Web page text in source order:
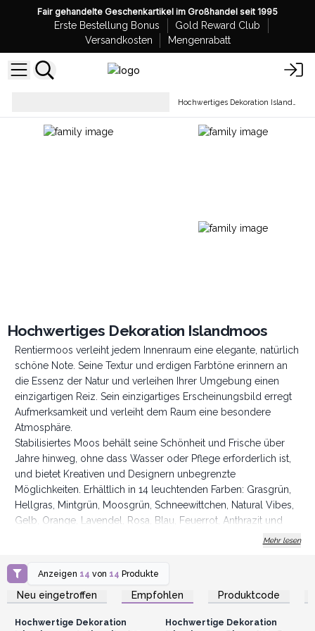
Fair gehandelte Geschenkartikel im Großhandel seit 1995
Erste Bestellung Bonus
Gold Reward Club
Versandkosten
Mengenrabatt
Hochwertiges Dekoration Islandmoos
Rentiermoos verleiht jedem Innenraum eine elegante, natürlich
schöne Note. Seine Textur und erdigen Farbtöne erinnern an
die Essenz der Natur und verleihen Ihrer Umgebung einen
einzigartigen Reiz. Sein einzigartiges Erscheinungsbild erregt
Aufmerksamkeit und verleiht dem Raum eine besondere
Atmosphäre.
Stabilisiertes Moos behält seine Schönheit und Frische über
Jahre hinweg, ohne dass Wasser oder Pflege erforderlich ist,
und bietet Kreativen und Designern unbegrenzte
Möglichkeiten. Erhältlich in 14 leuchtenden Farben: Grasgrün,
Hellgras, Mintgrün, Moosgrün, Schneewittchen, Natural Vibes,
Gelb, Orange, Lavendel, Rosa, Blau, Feuerrot, Anthrazit und
und Formen erstellen, nicht nur als einzelne Kunstwerke,
sondern auch als Teil eines größeren Designkonzepts. Ideal für
den Einsatz in Terrarien und geschmolzenem Glas. Qualität der
Mehr lesen
Anzeigen 14 von 14 Produkte
Neu eingetroffen Empfohlen Produktcode
Anmelden oder
Registrieren für
Großhandelspreise
Hochwertige Dekoration
Registrieren für
Großhandelspreise
Hochwertige Dekoration